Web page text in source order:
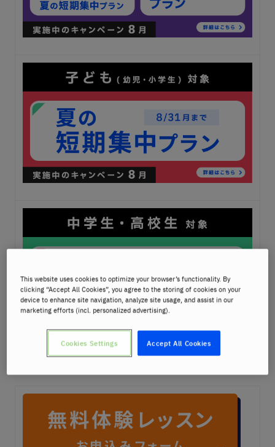
This website uses cookies to optimize your browser’s functionality. By
clicking “Accept All Cookies”, you agree to the storing of cookies on your
device to enhance site navigation, analyze site usage, and assist in our
marketing efforts (incl. personalized advertising).
Accept All Cookies
Cookies Settings